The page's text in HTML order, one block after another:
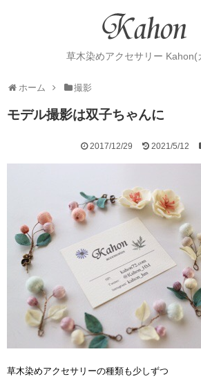
草木染めアクセサリー Kahon(
ホーム 撮影
モデル撮影は双子ちゃんに
2017/12/29 2021/5/12
草木染めアクセサリーの種類も少しずつ
Order Made オーダーメード
Plant dyeing 草木染め
ワークショップ
Contact お問い合わせ